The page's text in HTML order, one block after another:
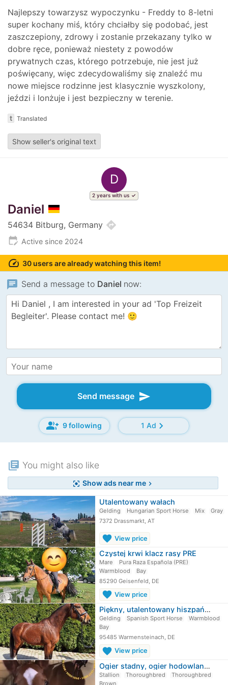
Najlepszy towarzysz wypoczynku - Freddy to 8-letni
super kochany miś, który chciałby się podobać, jest
zaszczepiony, zdrowy i zostanie przekazany tylko w
dobre ręce, ponieważ niestety z powodów
prywatnych czas, którego potrzebuje, nie jest już
poświęcany, więc zdecydowaliśmy się znaleźć mu
nowe miejsce rodzinne jest klasycznie wyszkolony,
jeździ i lonżuje i jest bezpieczny w terenie.
t Translated
Show seller's original text
D
2 years with us
Daniel
54634 Bitburg, Germany directions
edit_calendar Active since 2024
speed 30 users are already watching this item!
chat Send a message to Daniel now:
Send message send
group_add 9 following 1 Adchevron_right
library_books You might also like
center_focus_strong Show ads near mechevron_right
Utalentowany wałach
Gelding Hungarian Sport Horse Mix
Gray
7372 Drassmarkt, AT
favorite View price
Czystej krwi klacz rasy PRE
Mare
Pura Raza Española (PRE)
Warmblood
Bay
85290 Geisenfeld, DE
favorite View price
Piękny, utalentowany hiszpański wałach
Gelding Spanish Sport Horse
Warmblood
Bay
95485 Warmensteinach, DE
favorite View price
Ogier stadny, ogier hodowlany pełnej…
Stallion Thoroughbred
Thoroughbred
Brown